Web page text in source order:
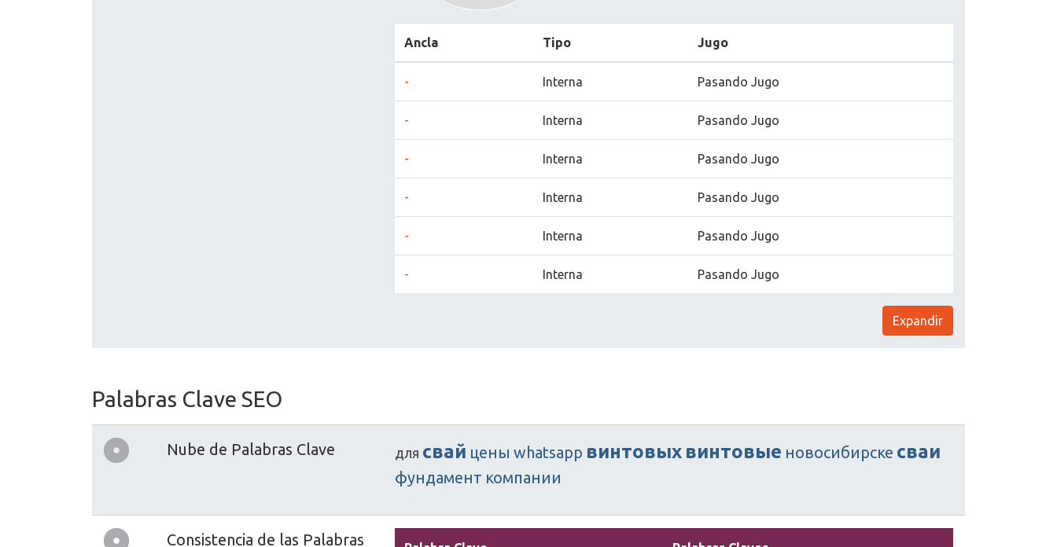
Ancla Tipo Jugo
- Interna Pasando Jugo
- Interna Pasando Jugo
- Interna Pasando Jugo
- Interna Pasando Jugo
- Interna Pasando Jugo
- Interna Pasando Jugo
Expandir
Palabras Clave SEO
Nube de Palabras Clave для свай цены whatsapp винтовых винтовые новосибирске сваи
фундамент компании
Consistencia de las Palabras